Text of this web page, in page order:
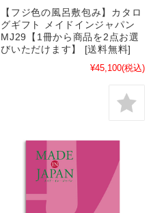
【フジ色の風呂敷包み】カタロ
グギフト メイドインジャパン
MJ29【1冊から商品を2点お選
びいただけます】 [送料無料]
¥45,100(税込)